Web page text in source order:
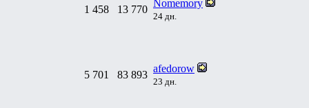
1 458 13 770
Nomemory
24 дн.
5 701 83 893
afedorow
23 дн.